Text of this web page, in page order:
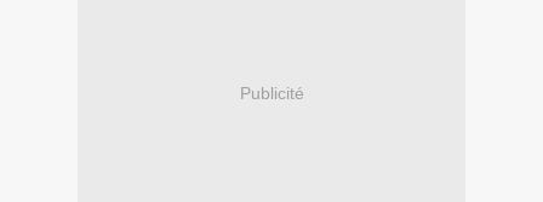
Publicité